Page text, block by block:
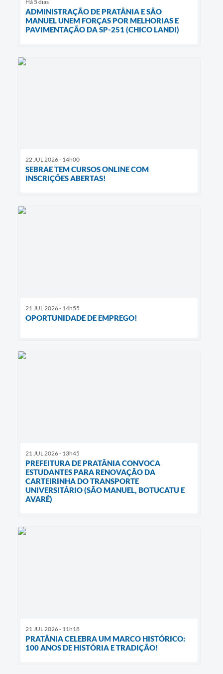
Há 5 dias
ADMINISTRAÇÃO DE PRATÂNIA E SÂO
MANUEL UNEM FORÇAS POR MELHORIAS E
PAVIMENTAÇÃO DA SP-251 (CHICO LANDI)
22 JUL 2026 - 14h00
SEBRAE TEM CURSOS ONLINE COM
INSCRIÇÕES ABERTAS!
21 JUL 2026 - 14h55
OPORTUNIDADE DE EMPREGO!
21 JUL 2026 - 13h45
PREFEITURA DE PRATÂNIA CONVOCA
ESTUDANTES PARA RENOVAÇÃO DA
CARTEIRINHA DO TRANSPORTE
UNIVERSITÁRIO (SÃO MANUEL, BOTUCATU E
AVARÉ)
21 JUL 2026 - 11h18
PRATÂNIA CELEBRA UM MARCO HISTÓRICO:
100 ANOS DE HISTÓRIA E TRADIÇÃO!